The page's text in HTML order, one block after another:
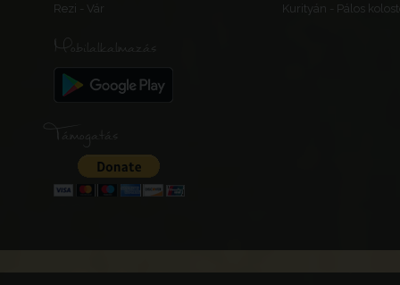
Rezi - Vár
Kurityán - Pálos
Mobilalkalmazás
Támogatás